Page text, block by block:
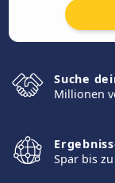
Suche
Millionen
Spar bis